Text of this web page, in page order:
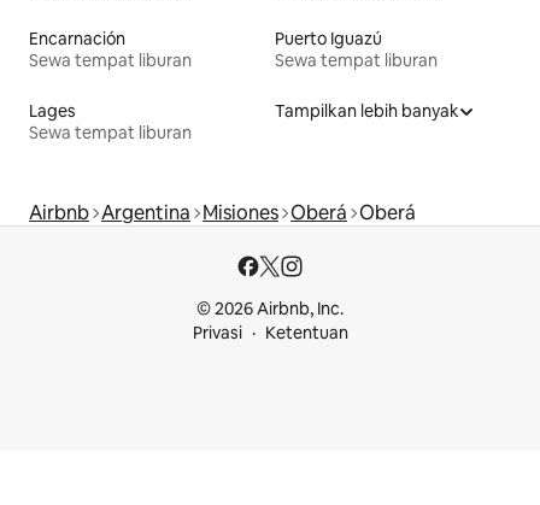
Encarnación
Sewa tempat liburan
Puerto Iguazú
Sewa tempat liburan
Lages
Sewa tempat liburan
Tampilkan lebih banyak
Airbnb Argentina Misiones Oberá Oberá
© 2026 Airbnb, Inc.
Privasi
Ketentuan